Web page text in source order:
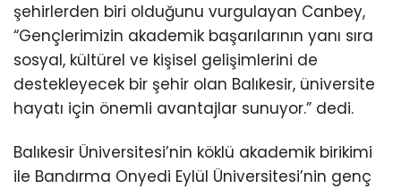
şehirlerden biri olduğunu vurgulayan Canbey,
“Gençlerimizin akademik başarılarının yanı sıra
sosyal, kültürel ve kişisel gelişimlerini de
destekleyecek bir şehir olan Balıkesir, üniversite
hayatı için önemli avantajlar sunuyor.” dedi.
Balıkesir Üniversitesi’nin köklü akademik birikimi
ile Bandırma Onyedi Eylül Üniversitesi’nin genç